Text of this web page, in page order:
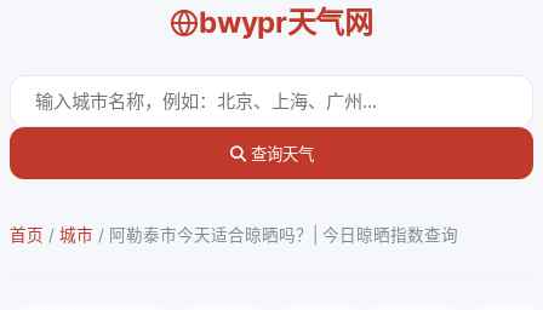
bwypr天气网
查询天气
首页 / 城市 / 阿勒泰市今天适合晾晒吗？| 今日晾晒指数查询